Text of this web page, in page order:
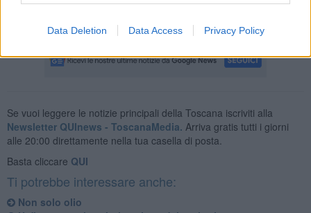
Data Deletion Data Access Privacy Policy
Successivamente saranno resi noti i primi tre oli classificati e
seguirà una premiazione.
Se vuoi leggere le notizie principali della Toscana iscriviti alla
Newsletter QUInews - ToscanaMedia. Arriva gratis tutti i giorni
alle 20:00 direttamente nella tua casella di posta.
Basta cliccare QUI
Ti potrebbe interessare anche:
Non solo olio